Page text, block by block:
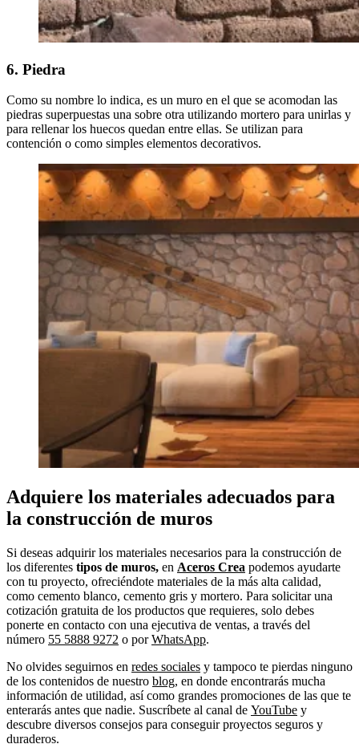
6. Piedra
Como su nombre lo indica, es un muro en el que se acomodan las
piedras superpuestas una sobre otra utilizando mortero para unirlas y
para rellenar los huecos quedan entre ellas. Se utilizan para
contención o como simples elementos decorativos.
Adquiere los materiales adecuados para
la construcción de muros
Si deseas adquirir los materiales necesarios para la construcción de
los diferentes tipos de muros, en Aceros Crea podemos ayudarte
con tu proyecto, ofreciéndote materiales de la más alta calidad,
como cemento blanco, cemento gris y mortero. Para solicitar una
cotización gratuita de los productos que requieres, solo debes
ponerte en contacto con una ejecutiva de ventas, a través del
número 55 5888 9272 o porWhatsApp.
No olvides seguirnos en redes sociales y tampoco te pierdas ninguno
de los contenidos de nuestro blog, en donde encontrarás mucha
información de utilidad, así como grandes promociones de las que te
enterarás antes que nadie. Suscríbete al canal de YouTube y
descubre diversos consejos para conseguir proyectos seguros y
duraderos.